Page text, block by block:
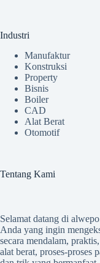
Industri
Manufaktur
Konstruksi
Property
Bisnis
Boiler
CAD
Alat Berat
Otomotif
Tentang Kami
Selamat datang di
Anda yang ingin
secara mendalam,
alat berat, proses-proses